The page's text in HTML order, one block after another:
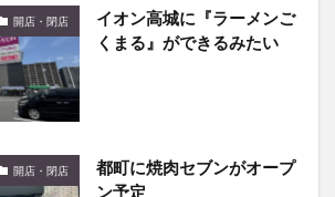
開店・閉店
イオン高城に『ラーメンご
くまる』ができるみたい
開店・閉店
都町に焼肉セブンがオープ
ン予定